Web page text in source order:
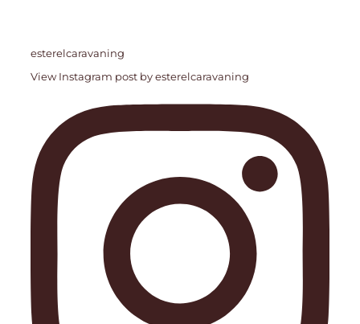
esterelcaravaning
View Instagram post by esterelcaravaning